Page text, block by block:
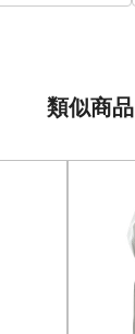
類似商品